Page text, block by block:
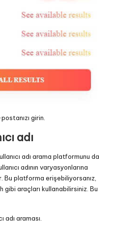
girin.
adı
adı arama platformunu da
adının varyasyonlarına
Bu platforma erişebiliyorsanız,
gibi araçları kullanabilirsiniz. Bu
adı araması